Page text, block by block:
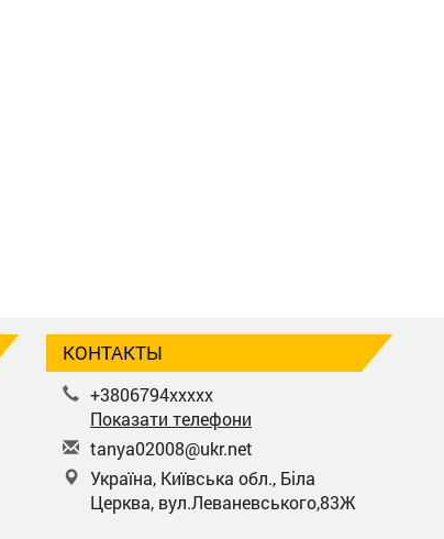
КОНТАКТЫ
+3806794xxxxx
Показати телефони
tanya02008@ukr.net
Україна, Київська обл., Біла
Церква, вул.Леваневського,83Ж